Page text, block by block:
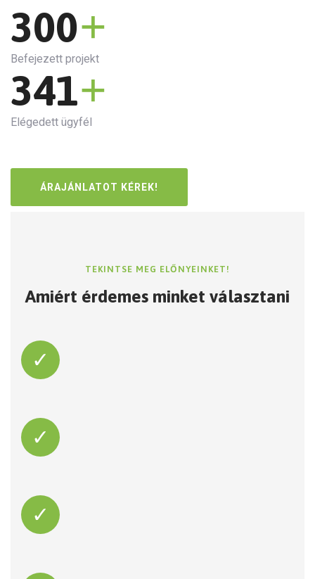
300+
Befejezett projekt
341+
Elégedett ügyfél
ÁRAJÁNLATOT KÉREK!
TEKINTSE MEG ELŐNYEINKET!
Amiért érdemes minket választani